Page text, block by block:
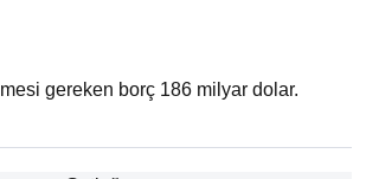
gereken borç 186 milyar dolar.